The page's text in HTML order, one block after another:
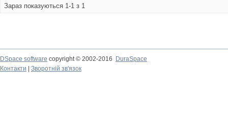
Зараз показуються 1-1 з 1
DSpace software copyright © 2002-2016
DuraSpace
Контакти
Зворотній зв'язок